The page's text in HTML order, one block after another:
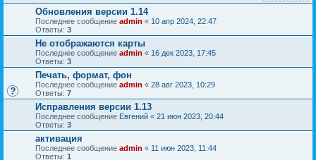
Обновления версии 1.14
Последнее сообщение admin « 10 апр 2024, 22:47
Ответы: 3
Не отображаются карты
Последнее сообщение admin « 16 дек 2023, 17:45
Ответы: 3
Печать, формат, фон
Последнее сообщение admin « 28 авг 2023, 10:29
Ответы: 7
Исправления версии 1.13
Последнее сообщение Евгений « 21 июн 2023, 20:44
Ответы: 3
активация
Последнее сообщение admin « 11 июн 2023, 11:44
Ответы: 1